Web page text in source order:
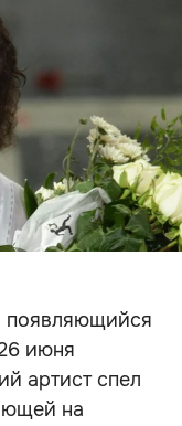
появляющийся
июня
артист спел
на